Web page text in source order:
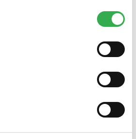
mohli používať všetky tieto